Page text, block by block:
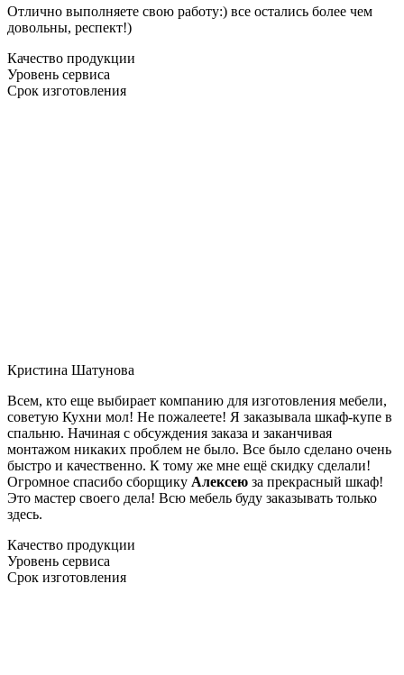
Отлично выполняете свою работу:) все остались более чем
довольны, респект!)
Качество продукции
Уровень сервиса
Срок изготовления
Кристина Шатунова
Всем, кто еще выбирает компанию для изготовления мебели,
советую Кухни мол! Не пожалеете! Я заказывала шкаф-купе в
спальню. Начиная с обсуждения заказа и заканчивая
монтажом никаких проблем не было. Все было сделано очень
быстро и качественно. К тому же мне ещё скидку сделали!
Огромное спасибо сборщику Алексею за прекрасный шкаф!
Это мастер своего дела! Всю мебель буду заказывать только
здесь.
Качество продукции
Уровень сервиса
Срок изготовления